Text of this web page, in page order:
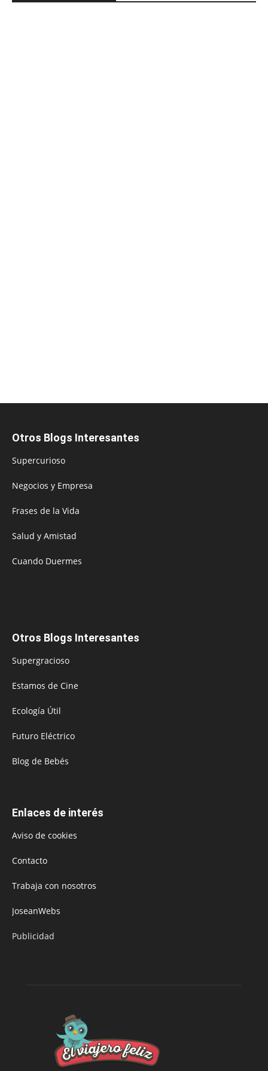
Otros Blogs Interesantes
Supercurioso
Negocios y Empresa
Frases de la Vida
Salud y Amistad
Cuando Duermes
Otros Blogs Interesantes
Supergracioso
Estamos de Cine
Ecología Útil
Futuro Eléctrico
Blog de Bebés
Enlaces de interés
Aviso de cookies
Contacto
Trabaja con nosotros
JoseanWebs
Publicidad